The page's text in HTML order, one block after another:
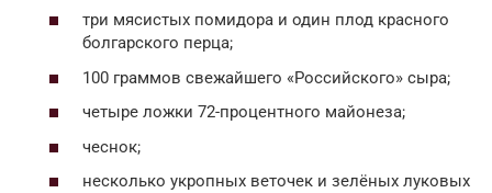
три мясистых помидора и один плод красного
болгарского перца;
100 граммов свежайшего «Российского» сыра;
четыре ложки 72-процентного майонеза;
чеснок;
несколько укропных веточек и зелёных луковых